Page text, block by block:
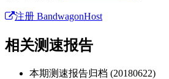
注册 BandwagonHost
相关测速报告
本期测速报告归档 (20180622)